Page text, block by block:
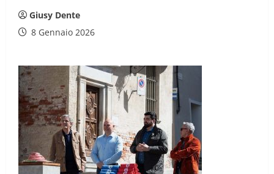
Giusy Dente
8 Gennaio 2026